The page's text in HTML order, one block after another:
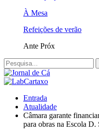
À Mesa
Refeições de verão
Ante Próx
Entrada
Atualidade
Câmara garante
para obras na Escola